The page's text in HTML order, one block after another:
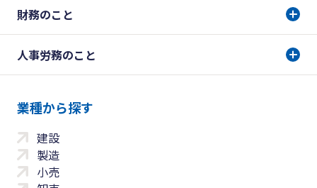
財務のこと
人事労務のこと
業種から探す
建設
製造
小売